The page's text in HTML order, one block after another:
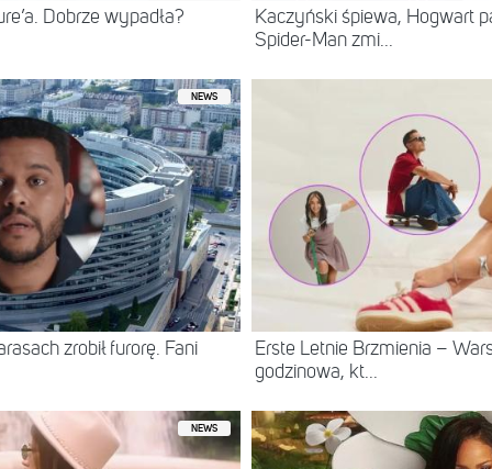
Dobrze wypadła?
Kaczyński śpiewa, Hogwart
Spider-Man zmi...
NEWS
zrobił furorę. Fani
Erste Letnie Brzmienia –
godzinowa, kt...
NEWS